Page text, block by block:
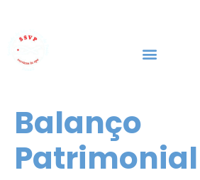
Balanço
Patrimonial